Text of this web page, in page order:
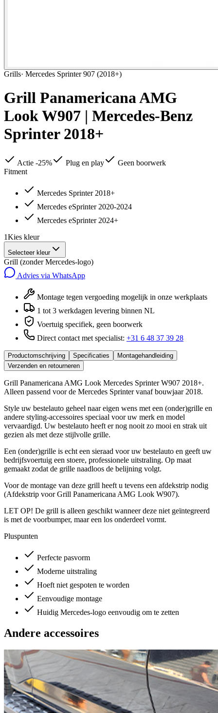
Grills· Mercedes Sprinter 907 (2018+)
Grill Panamericana AMG
Look W907 | Mercedes-Benz
Sprinter 2018+
Actie -25% Plug en play
Geen boorwerk
Fitment
Mercedes Sprinter 2018+
Mercedes eSprinter 2020-2024
Mercedes eSprinter 2024+
1Kies kleur
Selecteer kleur
Grill (zonder Mercedes-logo)
Advies via WhatsApp
Montage tegen vergoeding mogelijk in onze werkplaats
1 tot 3 werkdagen levering binnen NL
Voertuig specifiek, geen boorwerk
Direct contact met specialist: +31 6 48 37 39 28
Productomschrijving Specificaties
Montagehandleiding
Verzenden en retourneren
Grill Panamericana AMG Look Mercedes Sprinter W907 2018+.
Alleen passend voor de Mercedes Sprinter vanaf bouwjaar 2018.
Style uw bestelauto geheel naar eigen wens met een (onder)grille en
andere styling-accessoires speciaal voor uw merk en model
vervaardigd. Uw bestelauto heeft er nog nooit zo mooi en strak uit
gezien als met deze stijlvolle grille.
Een (onder)grille is echt een sieraad voor uw bestelauto en geeft uw
bedrijfsvoertuig een stoere, professionele uitstraling. Op maat
gemaakt zodat de grille naadloos de belijning volgt.
Voor de montage van deze grill heeft u tevens een afdekstrip nodig
(Afdekstrip voor Grill Panamericana AMG Look W907).
LET OP! De grill is alleen geschikt wanneer deze niet geïntegreerd
is met de voorbumper, maar een los onderdeel vormt.
Pluspunten
Perfecte pasvorm
Moderne uitstraling
Hoeft niet gespoten te worden
Eenvoudige montage
Huidig Mercedes-logo eenvoudig om te zetten
Andere accessoires